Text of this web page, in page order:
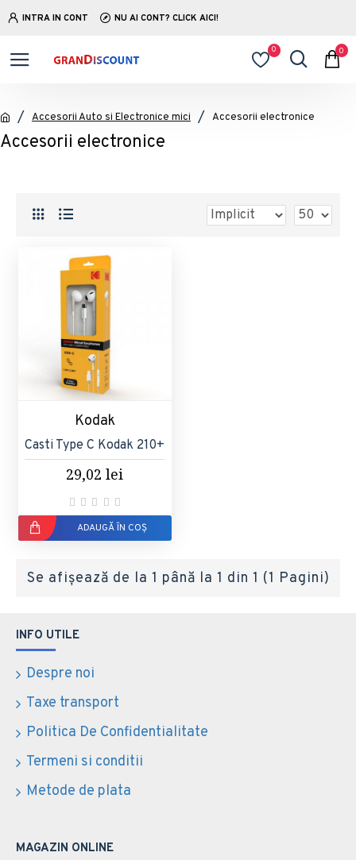
INTRA IN CONT NU AI CONT? CLICK AICI!
0 0
Accesorii Auto si Electronice mici Accesorii electronice
Accesorii electronice
Kodak
Casti Type C Kodak 210+
29,02 lei
ADAUGĂ ÎN COȘ
Se afişează de la 1 până la 1 din 1 (1 Pagini)
INFO UTILE
Despre noi
Taxe transport
Politica De Confidentialitate
Termeni si conditii
Metode de plata
MAGAZIN ONLINE